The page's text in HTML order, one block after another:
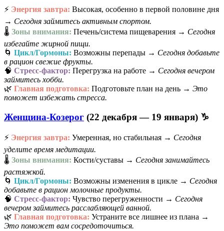
⚡ Энергия завтра: Высокая, особенно в первой половине дня
→ Сегодня займитесь активным спортом.
🌡️ Зоны внимания: Печень/система пищеварения → Сегодня
избегайте жирной пищи.
🌀 Цикл/Гормоны: Возможны перепады → Сегодня добавьте
в рацион свежие фрукты.
🧠 Стресс-фактор: Перегрузка на работе → Сегодня вечером
займитесь хобби.
🌿 Главная подготовка: Подготовьте план на день → Это
поможет избежать стресса.
Женщина-Козерог (22 декабря — 19 января) ♑
⚡ Энергия завтра: Умеренная, но стабильная → Сегодня
уделите время медитации.
🌡️ Зоны внимания: Кости/суставы → Сегодня занимайтесь
растяжкой.
🌀 Цикл/Гормоны: Возможны изменения в цикле → Сегодня
добавьте в рацион молочные продукты.
🧠 Стресс-фактор: Чувство перегруженности → Сегодня
вечером займитесь расслабляющей ванной.
🌿 Главная подготовка: Устраните все лишнее из плана →
Это поможет вам сосредоточиться.